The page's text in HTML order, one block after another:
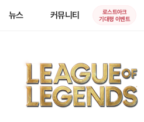
뉴스 커뮤니티
로스트아크
기대평 이벤트